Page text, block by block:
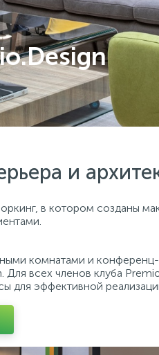
и
в котором созданы
комнатами и
всех членов клуба
для эффективной